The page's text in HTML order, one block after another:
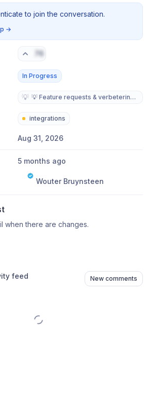
to join the conversation.
→
76
In Progress
💡 💡 Feature requests & verbeteringen
integrations
Aug 31, 2026
5 months ago
Wouter Bruynsteen
when there are changes.
feed New comments